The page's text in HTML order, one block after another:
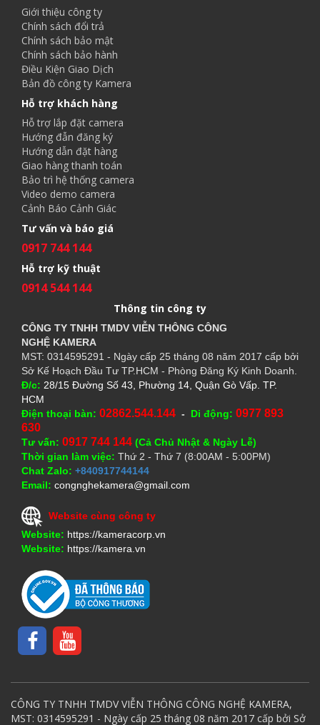
Giới thiệu công ty
Chính sách đổi trả
Chính sách bảo mật
Chính sách bảo hành
Điều Kiện Giao Dịch
Bản đồ công ty Kamera
Hỗ trợ khách hàng
Hỗ trợ lắp đặt camera
Hướng đẫn đăng ký
Hướng dẫn đặt hàng
Giao hàng thanh toán
Bảo trì hệ thống camera
Video demo camera
Cảnh Báo Cảnh Giác
Tư vấn và báo giá
0917 744 144
Hỗ trợ kỹ thuật
0914 544 144
Thông tin công ty
CÔNG TY TNHH TMDV VIỄN THÔNG CÔNG
NGHỆ KAMERA
MST: 0314595291 - Ngày cấp 25 tháng 08 năm 2017 cấp bởi
Sở Kế Hoạch Đầu Tư TP.HCM - Phòng Đăng Ký Kinh Doanh.
Đ/c: 28/15 Đường Số 43, Phường 14, Quận Gò Vấp. TP.
HCM
Điện thoại bàn: 02862.544.144 - Di động: 0977 893
630
Tư vấn: 0917 744 144 (Cả Chủ Nhật & Ngày Lễ)
Thời gian làm việc: Thứ 2 - Thứ 7 (8:00AM - 5:00PM)
Chat Zalo: +840917744144
Email: congnghekamera@gmail.com
Website cùng công ty
Website: https://kameracorp.vn
Website: https://kamera.vn
CÔNG TY TNHH TMDV VIỄN THÔNG CÔNG NGHỆ KAMERA,
MST: 0314595291 - Ngày cấp 25 tháng 08 năm 2017 cấp bởi Sở